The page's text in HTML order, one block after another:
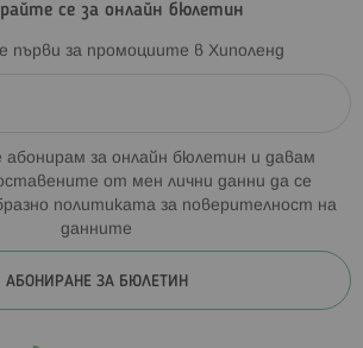
се за онлайн бюлетин
първи за промоциите в Хиполенд
абонирам за онлайн бюлетин и давам
от мен лични данни да се
политиката за поверителност на
данните
АБОНИРАНЕ ЗА БЮЛЕТИН